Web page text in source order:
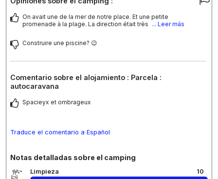
On avait une de la mer de notre place. Et une petite
promenade à la plage. La direction était très ... Leer más
Construire une piscine? 😉
Comentario sobre el alojamiento : Parcela :
autocaravana
Spacieyx et ombrageux
Traduce el comentario a Español
Notas detalladas sobre el camping
Limpieza 10